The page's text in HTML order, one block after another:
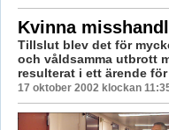
Kvinna
Tillslut blev det för
och våldsamma utbrott
resulterat i ett ärende
17 oktober 2002 klockan